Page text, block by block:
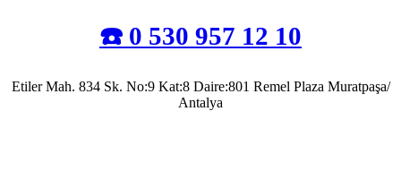
☎️ 0 530 957 12 10
Etiler Mah. 834 Sk. No:9 Kat:8 Daire:801 Remel Plaza Muratpaşa/
Antalya